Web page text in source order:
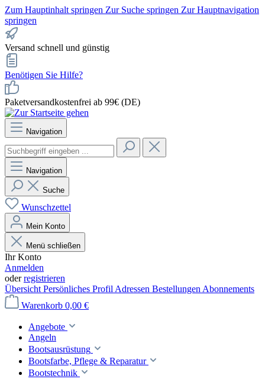
Zum Hauptinhalt springen Zur Suche springen Zur Hauptnavigation
springen
Versand schnell und günstig
Benötigen Sie Hilfe?
Paketversandkostenfrei ab 99€ (DE)
Navigation
Navigation
Suche
Wunschzettel
Mein Konto
Menü schließen
Ihr Konto
Anmelden
oderregistrieren
Übersicht Persönliches Profil Adressen Bestellungen Abonnements
Warenkorb 0,00 €
Angebote
Angeln
Bootsausrüstung
Bootsfarbe, Pflege & Reparatur
Bootstechnik